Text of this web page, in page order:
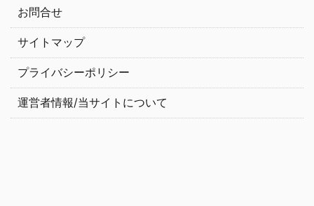
お問合せ
サイトマップ
プライバシーポリシー
運営者情報/当サイトについて